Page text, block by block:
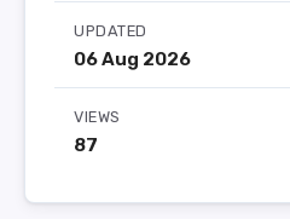
UPDATED
06 Aug 2026
VIEWS
87